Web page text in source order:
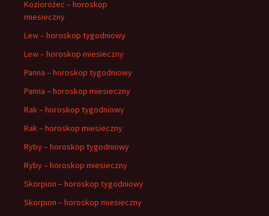
Koziorożec – horoskop
miesieczny
Lew – horoskop tygodniowy
Lew – horoskop miesieczny
Panna – horoskop tygodniowy
Panna – horoskop miesieczny
Rak – horoskop tygodniowy
Rak – horoskop miesieczny
Ryby – horoskop tygodniowy
Ryby – horoskop miesieczny
Skorpion – horoskop tygodniowy
Skorpion – horoskop miesieczny